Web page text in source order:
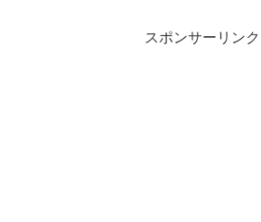
スポンサーリンク